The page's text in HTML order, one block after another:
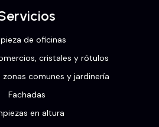
de oficinas
cristales y rótulos
comunes y jardinería
Fachadas
en altura